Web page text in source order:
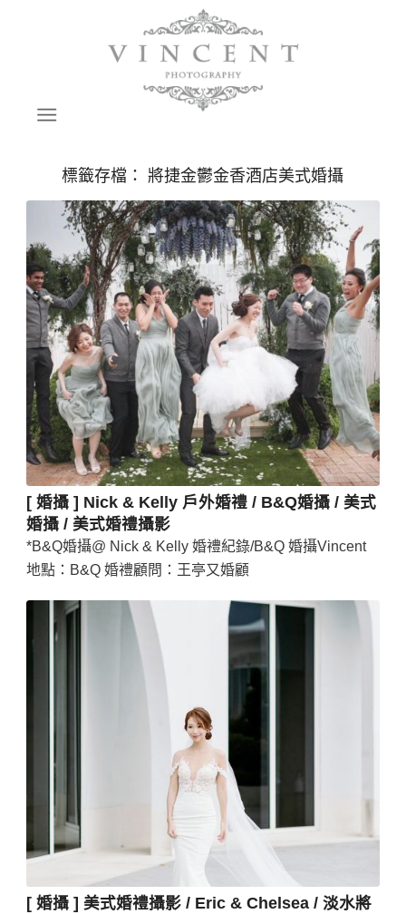
標籤存檔：將捷金鬱金香酒店美式婚攝
[ 婚攝 ] Nick & Kelly 戶外婚禮 / B&Q婚攝 / 美式
婚攝 / 美式婚禮攝影
*B&Q婚攝@ Nick & Kelly 婚禮紀錄/B&Q 婚攝Vincent
地點：B&Q 婚禮顧問：王亭又婚顧
[ 婚攝 ] 美式婚禮攝影 / Eric & Chelsea / 淡水將